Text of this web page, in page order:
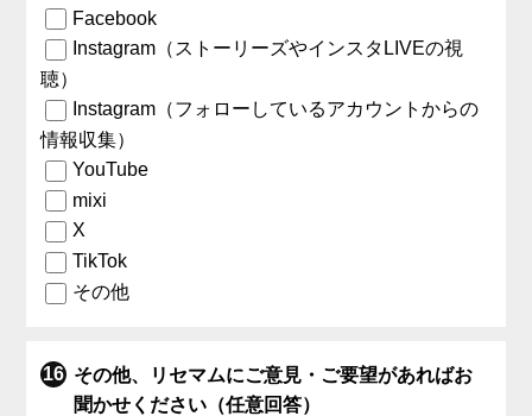
Facebook
Instagram（ストーリーズやインスタLIVEの視
聴）
Instagram（フォローしているアカウントからの
情報収集）
YouTube
mixi
X
TikTok
その他
その他、リセマムにご意見・ご要望があればお
聞かせください（任意回答）